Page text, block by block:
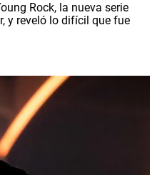
Rock, la nueva serie
y reveló lo difícil que fue